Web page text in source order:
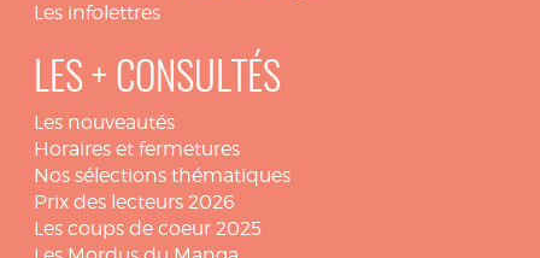
Les infolettres
LES + CONSULTÉS
Les nouveautés
Horaires et fermetures
Nos sélections thématiques
Prix des lecteurs 2026
Les coups de coeur 2025